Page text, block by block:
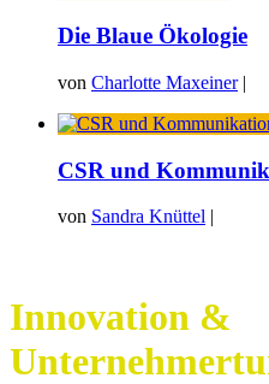
Die Blaue Ökologie
von Charlotte Maxeiner|
CSR und
von Sandra Knüttel |
Innovation &